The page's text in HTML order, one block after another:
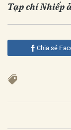
Tạp chí Nhiếp
Chia sẻ